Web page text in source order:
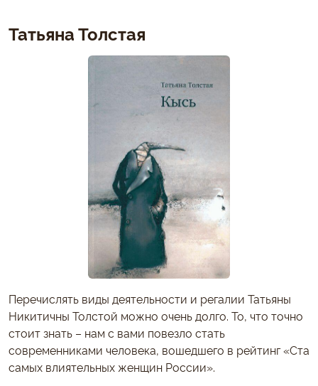
Татьяна Толстая
Перечислять виды деятельности и регалии Татьяны
Никитичны Толстой можно очень долго. То, что точно
стоит знать – нам с вами повезло стать
современниками человека, вошедшего в рейтинг «Ста
самых влиятельных женщин России».